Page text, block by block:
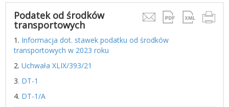
Podatek od środków
transportowych
1. Informacja dot. stawek podatku od środków
transportowych w 2023 roku
2. Uchwała XLIX/393/21
3. DT-1
4. DT-1/A